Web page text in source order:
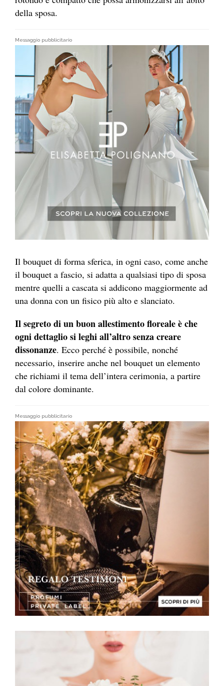
della sposa.
Messaggio pubblicitario
Il bouquet di forma sferica, in ogni caso, come anche
il bouquet a fascio, si adatta a qualsiasi tipo di sposa
mentre quelli a cascata si addicono maggiormente ad
una donna con un fisico più alto e slanciato.
Il segreto di un buon allestimento floreale è che
ogni dettaglio si leghi all’altro senza creare
dissonanze. Ecco perché è possibile, nonché
necessario, inserire anche nel bouquet un elemento
che richiami il tema dell’intera cerimonia, a partire
dal colore dominante.
Messaggio pubblicitario